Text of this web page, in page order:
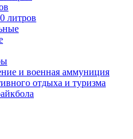
литров
и военная аммуниция
отдыха и туризма